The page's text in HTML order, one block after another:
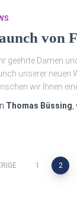
von
geehrte Damen
unserer neuen
wir Ihnen
Thomas Büssing
1 2